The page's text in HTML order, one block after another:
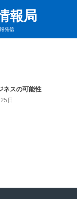
報局
発信
ネスの可能性
日